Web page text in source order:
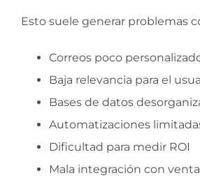
Esto suele generar problemas
Correos poco
Baja relevancia para el
Bases de datos
Automatizaciones
Dificultad para medir ROI
Mala integración con